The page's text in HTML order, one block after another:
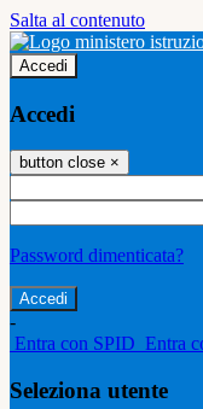
Salta al contenuto
Accedi
Accedi
button close ×
Password dimenticata?
-
Entra con SPID Entra
Seleziona utente